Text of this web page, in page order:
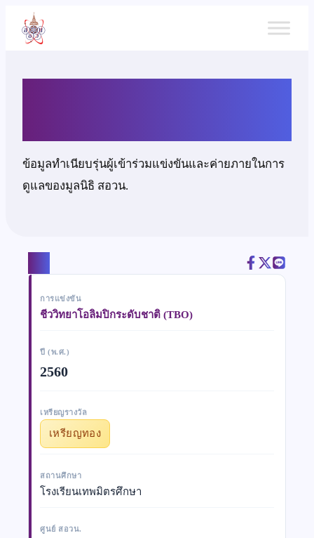
เนื้อหา
ข้อมูลทำเนียบรุ่นผู้เข้าร่วมแข่งขันและค่ายภายในการ
ดูแลของมูลนิธิ สอวน.
การแข่งขัน
ชีววิทยาโอลิมปิกระดับชาติ (TBO)
ปี (พ.ศ.)
2560
เหรียญรางวัล
เหรียญทอง
สถานศึกษา
โรงเรียนเทพมิตรศึกษา
ศูนย์ สอวน.